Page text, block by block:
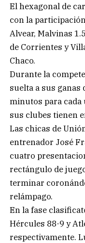
El hexagonal de
con la
Alvear, Malvinas
de Corrientes y
Chaco.
Durante la
suelta a sus ganas
minutos para cada
sus clubes tienen
Las chicas de
entrenador José
cuatro
rectángulo de
terminar
relámpago.
En la fase
Hércules 88-9 y
respectivamente.